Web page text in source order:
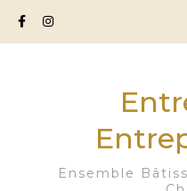
Ensemble